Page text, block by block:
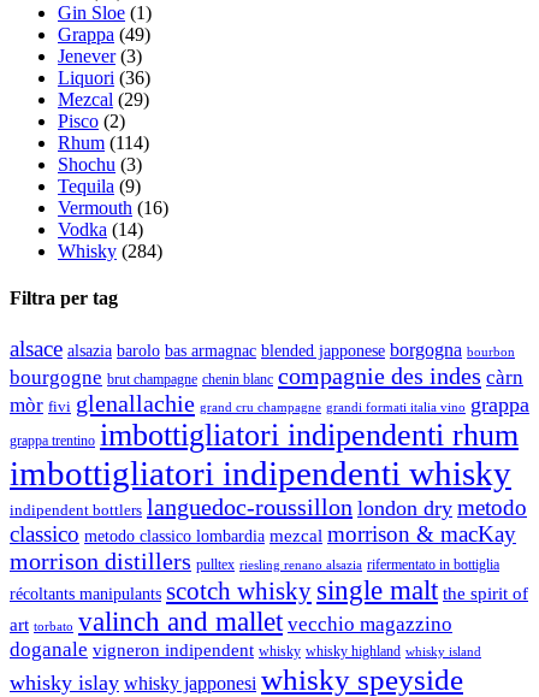
Gin Sloe (1)
Grappa (49)
Jenever (3)
Liquori (36)
Mezcal (29)
Pisco (2)
Rhum (114)
Shochu (3)
Tequila (9)
Vermouth (16)
Vodka (14)
Whisky (284)
Filtra per tag
alsace alsazia barolo bas armagnac blended japponese borgogna bourbon
bourgogne brut champagne chenin blanc compagnie des indes càrn
mòr fivi glenallachie grand cru champagne grandi formati italia vino grappa
grappa trentino imbottigliatori indipendenti rhum
imbottigliatori indipendenti whisky
indipendent bottlers languedoc-roussillon london dry metodo
classico metodo classico lombardia mezcal morrison & macKay
morrison distillers pulltex riesling renano alsazia rifermentato in bottiglia
récoltants manipulants scotch whisky single malt the spirit of
art torbato valinch and mallet vecchio magazzino
doganale vigneron indipendent whisky whisky highland whisky island
whisky islay whisky japponesi whisky speyside